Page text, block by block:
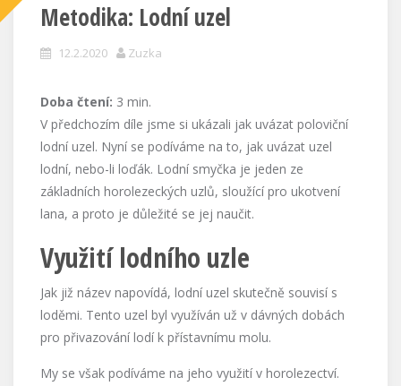
Metodika: Lodní uzel
12.2.2020 Zuzka
Doba čtení: 3 min.
V předchozím díle jsme si ukázali jak uvázat poloviční
lodní uzel. Nyní se podíváme na to, jak uvázat uzel
lodní, nebo-li loďák. Lodní smyčka je jeden ze
základních horolezeckých uzlů, sloužící pro ukotvení
lana, a proto je důležité se jej naučit.
Využití lodního uzle
Jak již název napovídá, lodní uzel skutečně souvisí s
loděmi. Tento uzel byl využíván už v dávných dobách
pro přivazování lodí k přístavnímu molu.
My se však podíváme na jeho využití v horolezectví.